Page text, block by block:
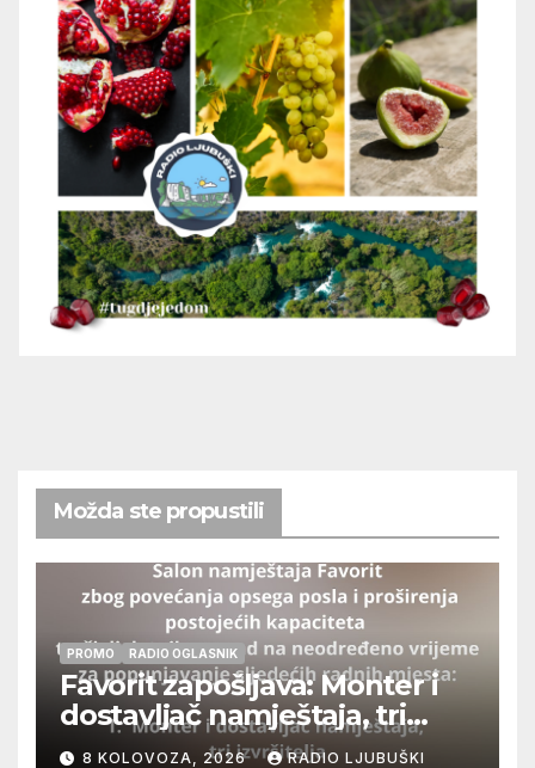
Možda ste propustili
PROMO RADIO OGLASNIK
Favorit zapošljava: Monter i
dostavljač namještaja, tri
izvršitelja
8 KOLOVOZA, 2026 RADIO LJUBUŠKI